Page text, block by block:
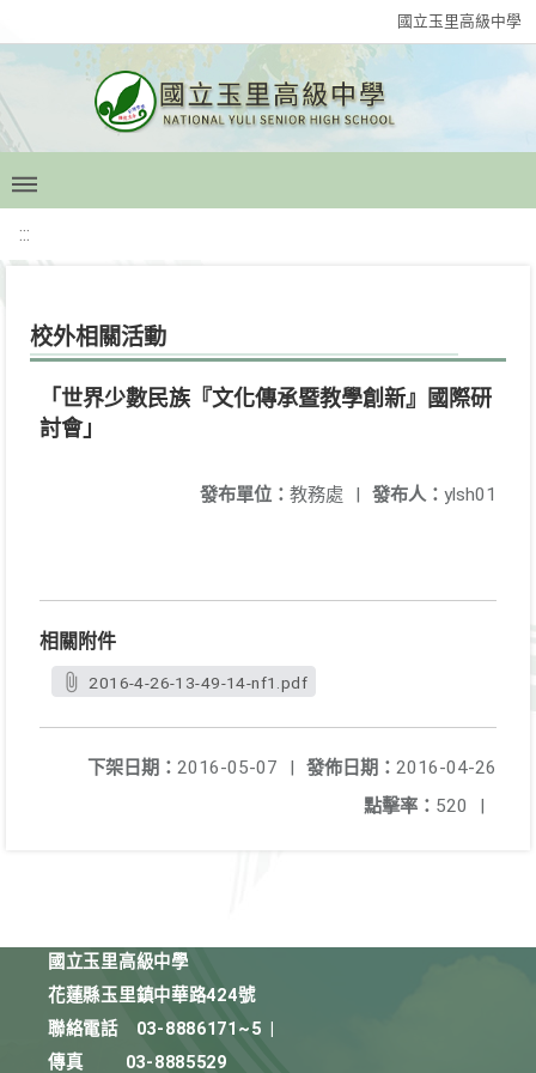
國立玉里高級中學
:::
校外相關活動
「世界少數民族『文化傳承暨教學創新』國際研
討會」
發布人： ylsh01
發布單位： 教務處 |
相關附件
2016-4-26-13-49-14-nf1.pdf
發佈日期： 2016-04-26
下架日期： 2016-05-07
|
點擊率： 520 |
國立玉里高級中學
花蓮縣玉里鎮中華路424號
聯絡電話
03-8886171~5
傳真
03-8885529